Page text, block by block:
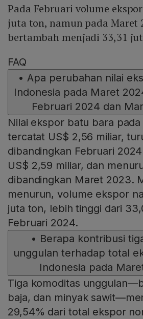
Pada Februari volume
juta ton, namun pada Maret
bertambah menjadi 33,31
FAQ
• Apa perubahan nilai
Indonesia pada Maret
Februari 2024 dan
Nilai ekspor batu bara
tercatat US$ 2,56 miliar,
dibandingkan Februari
US$ 2,59 miliar, dan
dibandingkan Maret 2023.
menurun, volume ekspor
juta ton, lebih tinggi dari
Februari 2024.
• Berapa kontribusi
unggulan terhadap total
Indonesia pada
Tiga komoditas
baja, dan minyak
29,54% dari total ekspor